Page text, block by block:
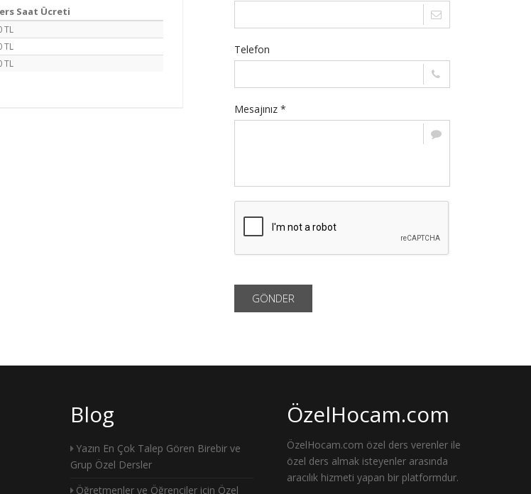
Saat Ücreti
TL
TL
TL
Telefon
Mesajınız *
Blog
Yazın En Çok Talep Gören Birebir ve
Grup Özel Dersler
Öğretmenler ve Öğrenciler için Özel
ÖzelHocam.com
ÖzelHocam.com özel ders verenler ile
özel ders almak isteyenler arasında
aracılık hizmeti yapan bir platformdur.